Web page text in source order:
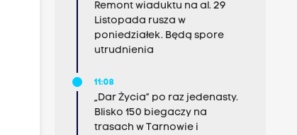
Remont wiaduktu na al. 29
Listopada rusza w
poniedziałek. Będą spore
utrudnienia
11:08
„Dar Życia” po raz jedenasty.
Blisko 150 biegaczy na
trasach w Tarnowie i